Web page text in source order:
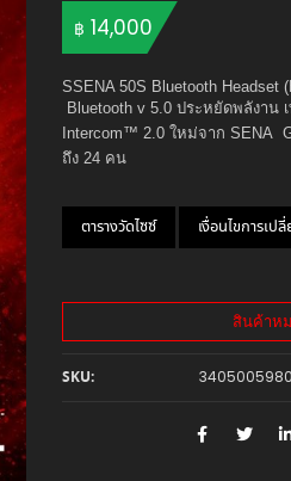
฿ 14,000
SSENA 50S Bluetooth Headset
Bluetooth v 5.0 ประหยัดพลังาน
Intercom™ 2.0 ใหม่จาก SENA
ถึง 24 คน
ตารางวัดไซซ์ เงื่อนไขการเป
สินค้าห
SKU: